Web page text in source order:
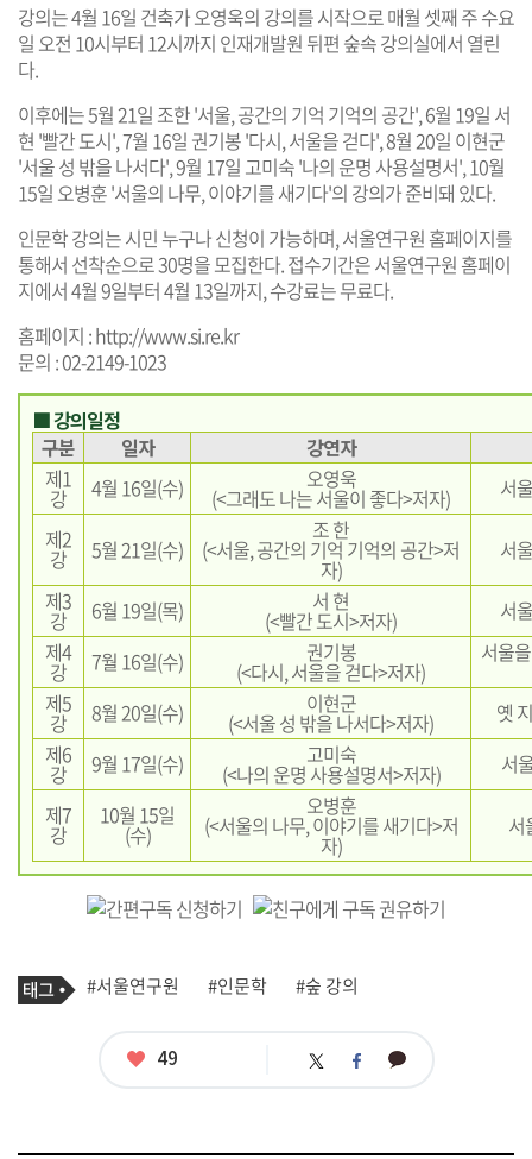
강의는 4월 16일 건축가 오영욱의 강의를 시작으로 매월 셋째 주 수요
일 오전 10시부터 12시까지 인재개발원 뒤편 숲속 강의실에서 열린
다.
이후에는 5월 21일 조한 '서울, 공간의 기억 기억의 공간', 6월 19일 서
현 '빨간 도시', 7월 16일 권기봉 '다시, 서울을 걷다', 8월 20일 이현군
'서울 성 밖을 나서다', 9월 17일 고미숙 '나의 운명 사용설명서', 10월
15일 오병훈 '서울의 나무, 이야기를 새기다'의 강의가 준비돼 있다.
인문학 강의는 시민 누구나 신청이 가능하며, 서울연구원 홈페이지를
통해서 선착순으로 30명을 모집한다. 접수기간은 서울연구원 홈페이
지에서 4월 9일부터 4월 13일까지, 수강료는 무료다.
홈페이지 :http://www.si.re.kr
문의 : 02-2149-1023
■ 강의일정
구분
일자
강연자
제1
강 4월 16일(수) 오영욱
(<그래도 나는 서울이 좋다>저자)
서
제2
강 5월 21일(수)
조 한
(<서울, 공간의 기억 기억의 공간>저
자)
서
제3
강 6월 19일(목) 서 현
(<빨간 도시>저자)
서
제4
강 7월 16일(수) 권기봉
(<다시, 서울을 걷다>저자)
서울
제5
강 8월 20일(수) 이현군
(<서울 성 밖을 나서다>저자)
옛
제6
강 9월 17일(수) 고미숙
(<나의 운명 사용설명서>저자)
서
제7
강
10월 15일
(수)
오병훈
(<서울의 나무, 이야기를 새기다>저
자)
서
기
사
태
그
#서울연구원 #인문학 #숲 강의
좋
49 트 페 카